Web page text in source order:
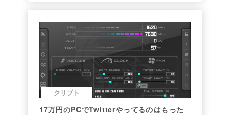
クリプト
17万円のPCでTwitterやってるのはもった